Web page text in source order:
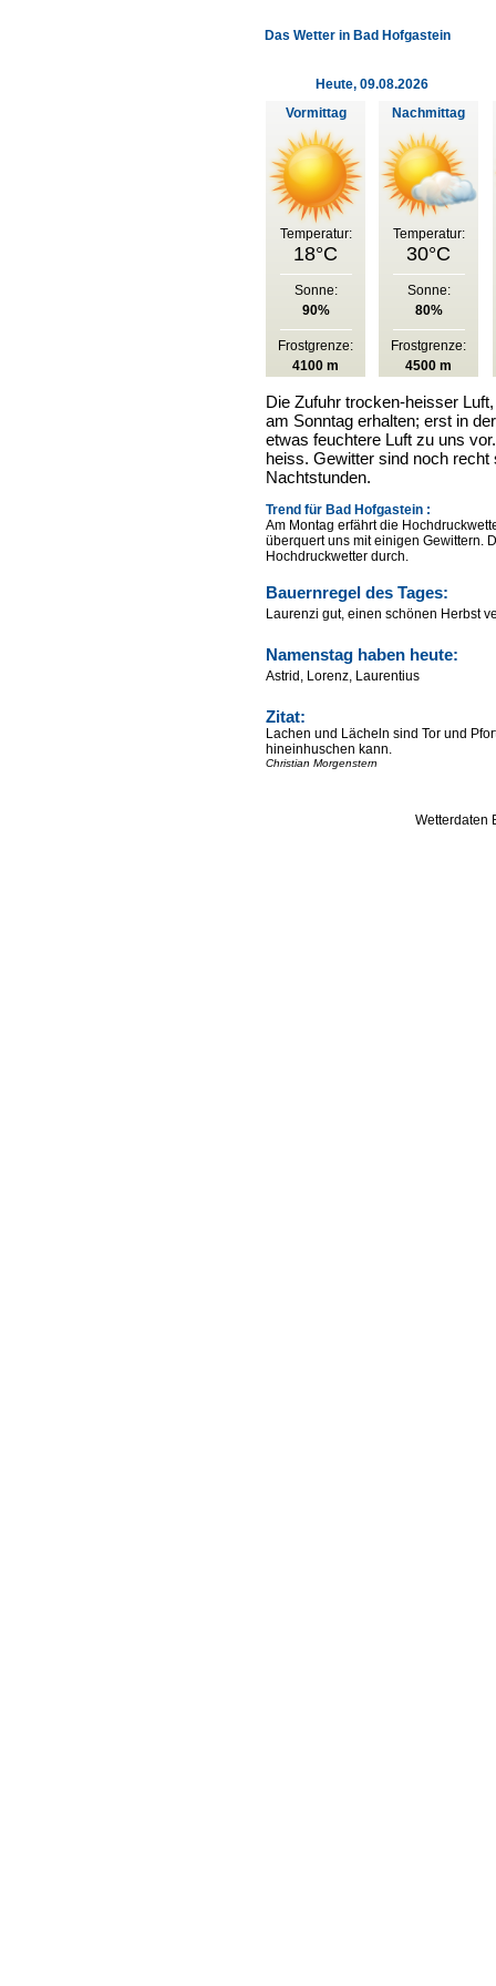
Das Wetter in Bad Hofgastein
Heute, 09.08.2026
Vormittag
Temperatur:
18°C
Sonne:
90%
Frostgrenze:
4100 m
Nachmittag
Temperatur:
30°C
Sonne:
80%
Frostgrenze:
4500 m
Die Zufuhr trocken-heisser
am Sonntag erhalten; erst in
etwas feuchtere Luft zu uns
heiss. Gewitter sind noch
Nachtstunden.
Trend für Bad Hofgastein :
Am Montag erfährt die
überquert uns mit einigen Gewittern.
Hochdruckwetter durch.
Bauernregel des Tages:
Laurenzi gut, einen schönen Herbst
Namenstag haben heute:
Astrid, Lorenz, Laurentius
Zitat:
Lachen und Lächeln sind Tor und
hineinhuschen kann.
Christian Morgenstern
Wetterdaten